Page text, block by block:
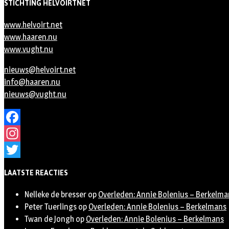
STICHTING HELVOIRTNET
www.helvoirt.net
www.haaren.nu
www.vught.nu
nieuws@helvoirt.net
info@haaren.nu
nieuws@vught.nu
Facebook
Instagram
LAATSTE REACTIES
Nelleke de bresser op Overleden: Annie Bolenius –
Peter Tuerlings op Overleden: Annie Bolenius – Berkelmans
Twan de Jongh op Overleden: Annie Bolenius – Berkelmans